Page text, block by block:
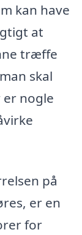
kan have
at
træffe
skal
nogle
på
er en
for